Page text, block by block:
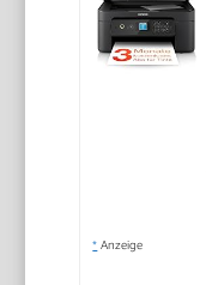
* Anzeige